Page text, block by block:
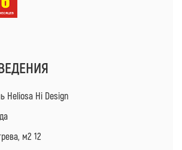
Heliosa Hi Design
м2 12